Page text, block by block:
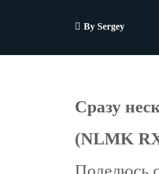
By Sergey
Сразу
(NLMK